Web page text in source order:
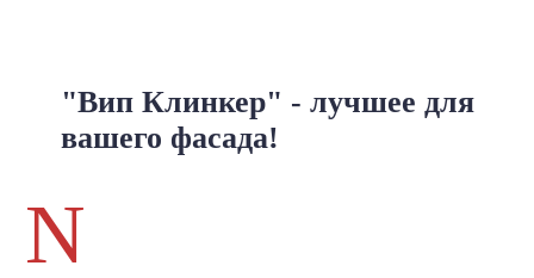
"Вип Клинкер" - лучшее для
вашего фасада!
N